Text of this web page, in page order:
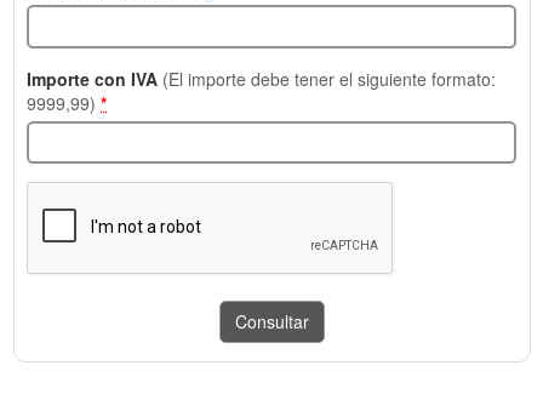
Importe con IVA (El importe debe tener el siguiente formato:
9999,99) *